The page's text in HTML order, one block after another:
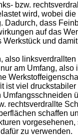
bzw.
wird, wobei
dass
auf das
und
also
am Umfang,
ist viel
rechtsverdrallte
schaffen
zu verwenden.